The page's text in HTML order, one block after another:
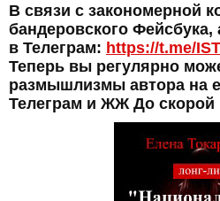
В связи с закономерной
бандеровского Фейсбука,
в Телеграм: https://t.me/
Теперь вы регулярно
размышлизмы автора на
Телеграм и ЖЖ До скорой